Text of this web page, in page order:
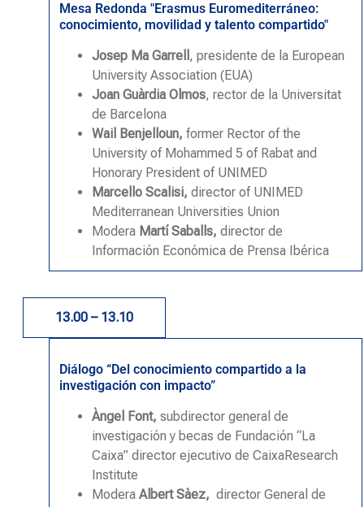
Mesa Redonda "Erasmus Euromediterráneo:
conocimiento, movilidad y talento compartido"
Josep Ma Garrell , presidente de la European
University Association (EUA)
Joan Guàrdia Olmos, rector de la Universitat
de Barcelona
Wail Benjelloun, former Rector of the
University of Mohammed 5 of Rabat and
Honorary President of UNIMED
Marcello Scalisi, director of UNIMED
Mediterranean Universities Union
Modera Martí Saballs, director de
Información Económica de Prensa Ibérica
13.00 – 13.10
Diálogo “Del conocimiento compartido a la
investigación con impacto”
Àngel Font, subdirector general de
investigación y becas de Fundación “La
Caixa” director ejecutivo de CaixaResearch
Institute
Modera Albert Sàez, director General de